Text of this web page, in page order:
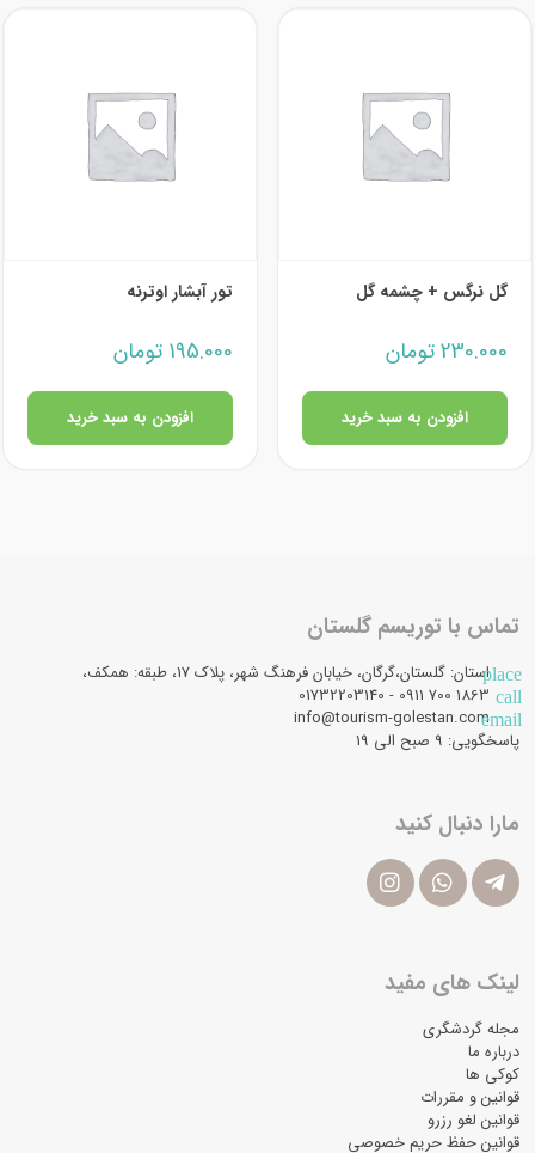
گل نرگس + چشمه گل
230.000تومان
افزودن به سبد خرید
تور آبشار اوترنه
195.000 تومان
افزودن به سبد خرید
تماس با توریسم گلستان
placeاستان: گلستان،گرگان، خیابان فرهنگ شهر، پلاک 17، طبقه: همکف،
call
email
info@tourism-golestan.com
پاسخگویی: ۹ صبح الی 19
مارا دنبال کنید
لینک های مفید
مجله گردشگری
درباره ما
کوکی ها
قوانین و مقررات
قوانین لغو رزرو
قوانین حفظ حریم خصوصی